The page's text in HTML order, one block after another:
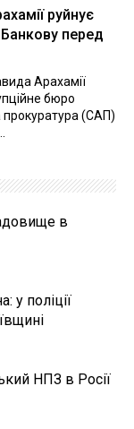
руйнує
перед
Арахамії
бюро
прокуратура (САП)
в
у поліції
НПЗ в Росії